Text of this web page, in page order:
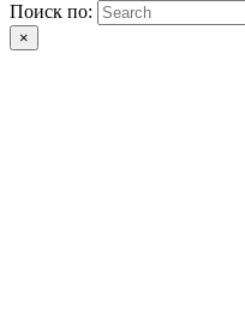
Поиск по:
×